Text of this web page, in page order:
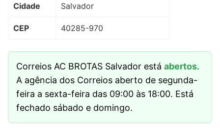
Cidade Salvador
CEP 40285-970
Correios AC BROTAS Salvador está abertos.
A agência dos Correios aberto de segunda-
feira a sexta-feira das 09:00 às 18:00. Está
fechado sábado e domingo.